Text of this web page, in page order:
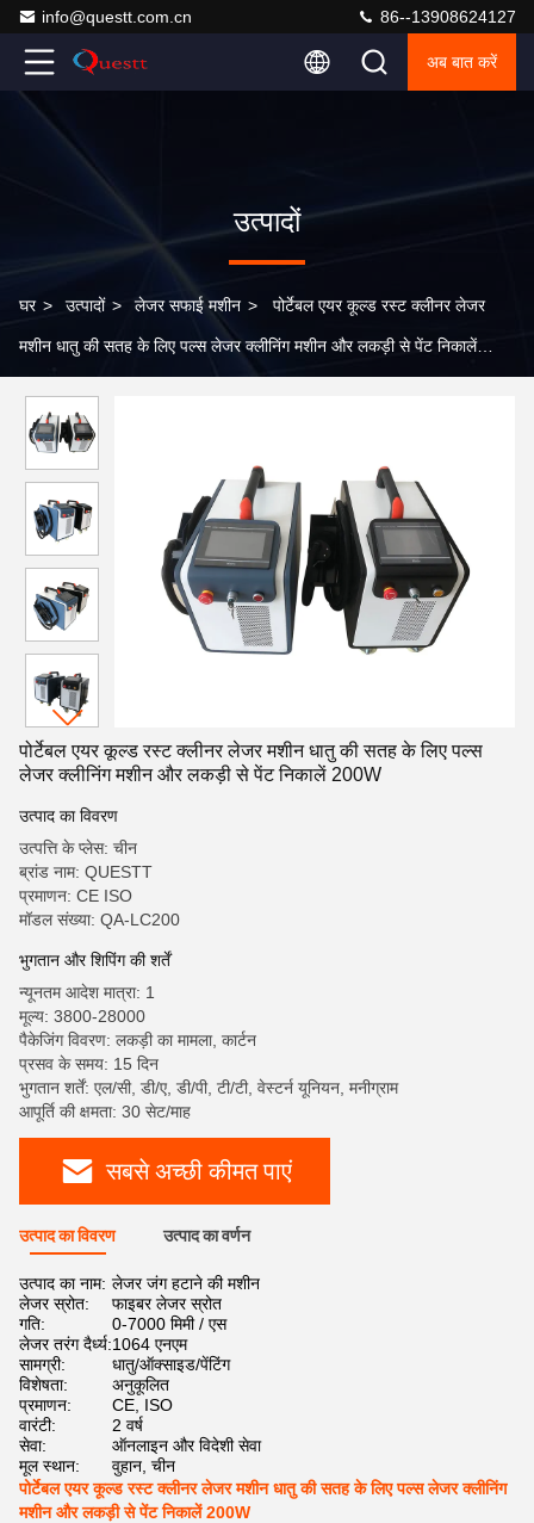
info@questt.com.cn 86--13908624127
अब बात करें
उत्पादों
घर > उत्पादों > लेजर सफाई मशीन > पोर्टेबल एयर कूल्ड रस्ट क्लीनर लेजर
मशीन धातु की सतह के लिए पल्स लेजर क्लीनिंग मशीन और लकड़ी से पेंट निकालें
पोर्टेबल एयर कूल्ड रस्ट क्लीनर लेजर मशीन धातु की सतह के लिए पल्स
लेजर क्लीनिंग मशीन और लकड़ी से पेंट निकालें 200W
उत्पाद का विवरण
उत्पत्ति के प्लेस: चीन
ब्रांड नाम: QUESTT
प्रमाणन: CE ISO
मॉडल संख्या: QA-LC200
भुगतान और शिपिंग की शर्तें
न्यूनतम आदेश मात्रा: 1
मूल्य: 3800-28000
पैकेजिंग विवरण: लकड़ी का मामला, कार्टन
प्रसव के समय: 15 दिन
भुगतान शर्तें: एल/सी, डी/ए, डी/पी, टी/टी, वेस्टर्न यूनियन, मनीग्राम
आपूर्ति की क्षमता: 30 सेट/माह
सबसे अच्छी कीमत पाएं
उत्पाद का विवरण उत्पाद का वर्णन
उत्पाद का नाम: लेजर जंग हटाने की मशीन
लेजर स्रोत:
फाइबर लेजर स्रोत
गति:
0-7000 मिमी / एस
लेजर तरंग दैर्ध्य:1064 एनएम
सामग्री:
धातु/ऑक्साइड/पेंटिंग
विशेषता:
अनुकूलित
प्रमाणन:
CE, ISO
वारंटी:
2 वर्ष
सेवा:
ऑनलाइन और विदेशी सेवा
मूल स्थान:
वुहान, चीन
पोर्टेबल एयर कूल्ड रस्ट क्लीनर लेजर मशीन धातु की सतह के लिए पल्स लेजर क्लीनिंग
मशीन और लकड़ी से पेंट निकालें 200W